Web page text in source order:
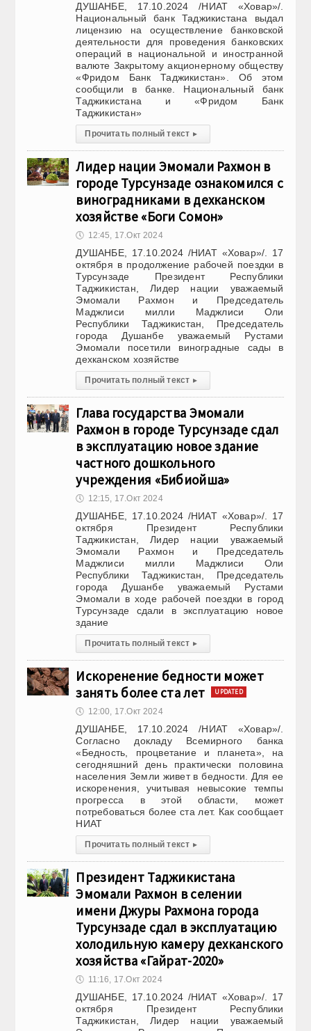
ДУШАНБЕ, 17.10.2024 /НИАТ «Ховар»/.
Национальный банк Таджикистана выдал
лицензию на осуществление банковской
деятельности для проведения банковских
операций в национальной и иностранной
валюте Закрытому акционерному обществу
«Фридом Банк Таджикистан». Об этом
сообщили в банке. Национальный банк
Таджикистана и «Фридом Банк
Таджикистан»
Прочитать полный текст ▸
Лидер нации Эмомали Рахмон в
городе Турсунзаде ознакомился с
виноградниками в дехканском
хозяйстве «Боги Сомон»
🕔 12:45, 17.Окт 2024
ДУШАНБЕ, 17.10.2024 /НИАТ «Ховар»/. 17
октября в продолжение рабочей поездки в
Турсунзаде Президент Республики
Таджикистан, Лидер нации уважаемый
Эмомали Рахмон и Председатель
Маджлиси милли Маджлиси Оли
Республики Таджикистан, Председатель
города Душанбе уважаемый Рустами
Эмомали посетили виноградные сады в
дехканском хозяйстве
Прочитать полный текст ▸
Глава государства Эмомали
Рахмон в городе Турсунзаде сдал
в эксплуатацию новое здание
частного дошкольного
учреждения «Бибиойша»
🕔 12:15, 17.Окт 2024
ДУШАНБЕ, 17.10.2024 /НИАТ «Ховар»/. 17
октября Президент Республики
Таджикистан, Лидер нации уважаемый
Эмомали Рахмон и Председатель
Маджлиси милли Маджлиси Оли
Республики Таджикистан, Председатель
города Душанбе уважаемый Рустами
Эмомали в ходе рабочей поездки в город
Турсунзаде сдали в эксплуатацию новое
здание
Прочитать полный текст ▸
Искоренение бедности может
занять более ста лет
UPDATED
🕔 12:00, 17.Окт 2024
ДУШАНБЕ, 17.10.2024 /НИАТ «Ховар»/.
Согласно докладу Всемирного банка
«Бедность, процветание и планета», на
сегодняшний день практически половина
населения Земли живет в бедности. Для ее
искоренения, учитывая невысокие темпы
прогресса в этой области, может
потребоваться более ста лет. Как сообщает
НИАТ
Прочитать полный текст ▸
Президент Таджикистана
Эмомали Рахмон в селении
имени Джуры Рахмона города
Турсунзаде сдал в эксплуатацию
холодильную камеру дехканского
хозяйства «Гайрат-2020»
🕔 11:16, 17.Окт 2024
ДУШАНБЕ, 17.10.2024 /НИАТ «Ховар»/. 17
октября Президент Республики
Таджикистан, Лидер нации уважаемый